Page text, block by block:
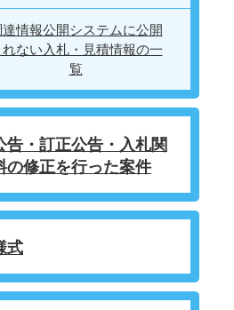
達情報公開システムに公開
れない入札・見積情報の一
覧
告・訂正公告・入札関
の修正を行った案件
式